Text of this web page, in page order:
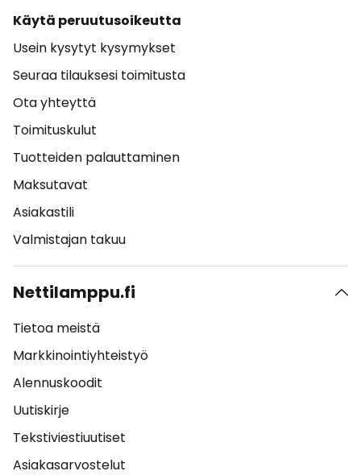
Käytä peruutusoikeutta
Usein kysytyt kysymykset
Seuraa tilauksesi toimitusta
Ota yhteyttä
Toimituskulut
Tuotteiden palauttaminen
Maksutavat
Asiakastili
Valmistajan takuu
Nettilamppu.fi
Tietoa meistä
Markkinointiyhteistyö
Alennuskoodit
Uutiskirje
Tekstiviestiuutiset
Asiakasarvostelut